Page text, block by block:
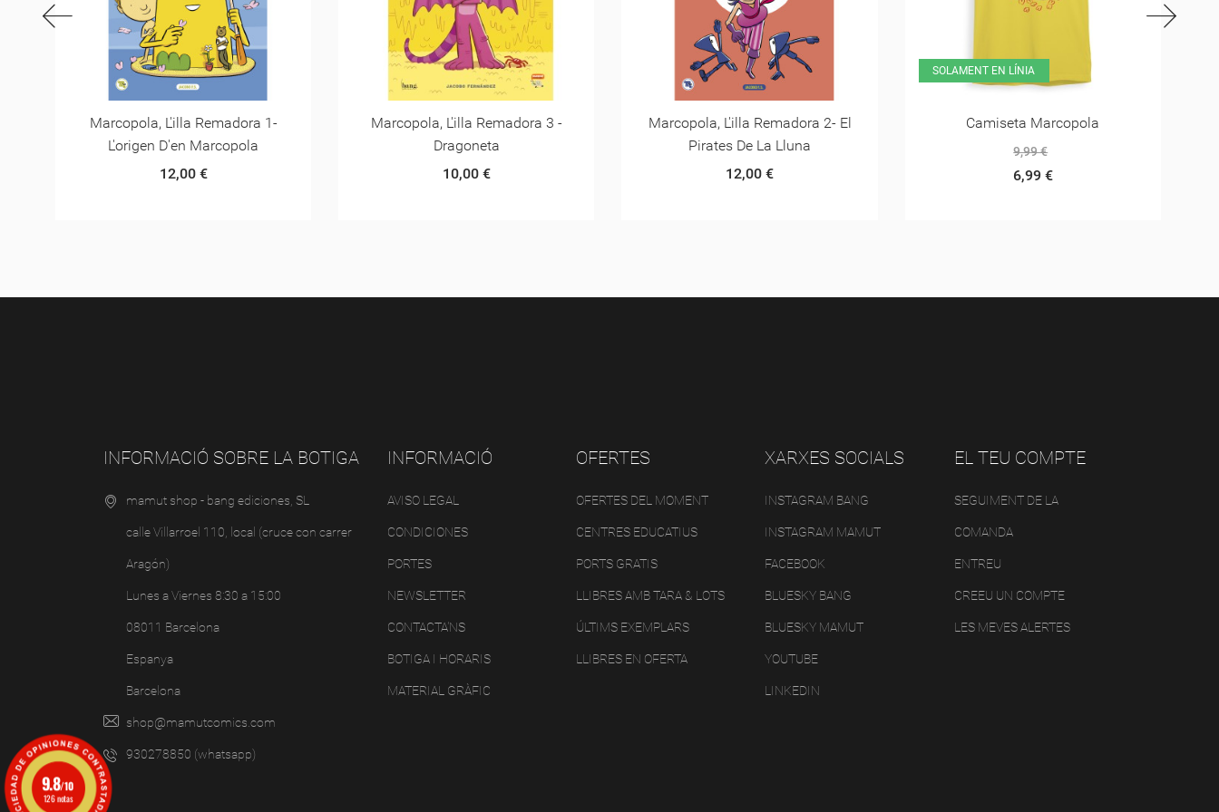
Marcopola, L'illa Remadora 3 -
Dragoneta
10,00 €
Marcopola, L'illa Remadora 2- El
Pirates De La Lluna
12,00 €
SOLAMENT EN LÍNIA
Camiseta Marcopola
9,99 €
6,99 €
Marcopola 5, Terra Endins
12,00 €
INFORMACIÓ SOBRE LA BOTIGA
mamut shop - bang ediciones, SL
calle Villarroel 110, local (cruce con carrer
Aragón)
Lunes a Viernes 8:30 a 15:00
08011 Barcelona
Espanya
Barcelona
shop@mamutcomics.com
930278850 (whatsapp)
INFORMACIÓ
AVISO LEGAL
CONDICIONES
PORTES
NEWSLETTER
CONTACTA'NS
BOTIGA I HORARIS
MATERIAL GRÀFIC
OFERTES
OFERTES DEL MOMENT
CENTRES EDUCATIUS
PORTS GRATIS
LLIBRES AMB TARA & LOTS
ÚLTIMS EXEMPLARS
LLIBRES EN OFERTA
XARXES SOCIALS
INSTAGRAM BANG
INSTAGRAM MAMUT
FACEBOOK
BLUESKY BANG
BLUESKY MAMUT
YOUTUBE
LINKEDIN
EL TEU COMPTE
SEGUIMENT DE LA
COMANDA
ENTREU
CREEU UN COMPTE
LES MEVES ALERTES
9.8/10
126 notas